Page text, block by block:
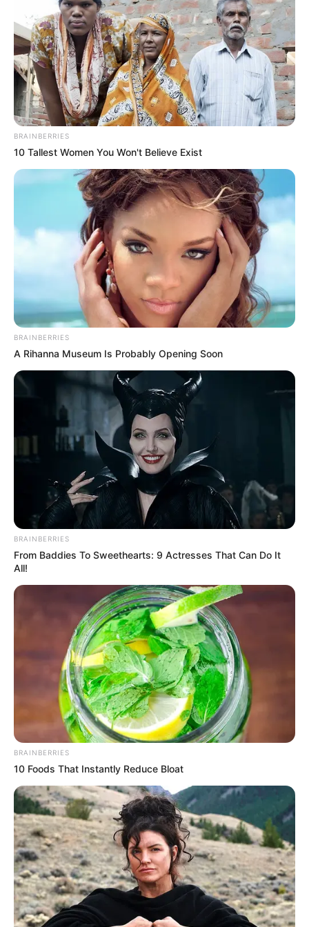
BRAINBERRIES
10 Tallest Women You Won't Believe Exist
BRAINBERRIES
A Rihanna Museum Is Probably Opening Soon
BRAINBERRIES
From Baddies To Sweethearts: 9 Actresses That Can Do It
All!
BRAINBERRIES
10 Foods That Instantly Reduce Bloat